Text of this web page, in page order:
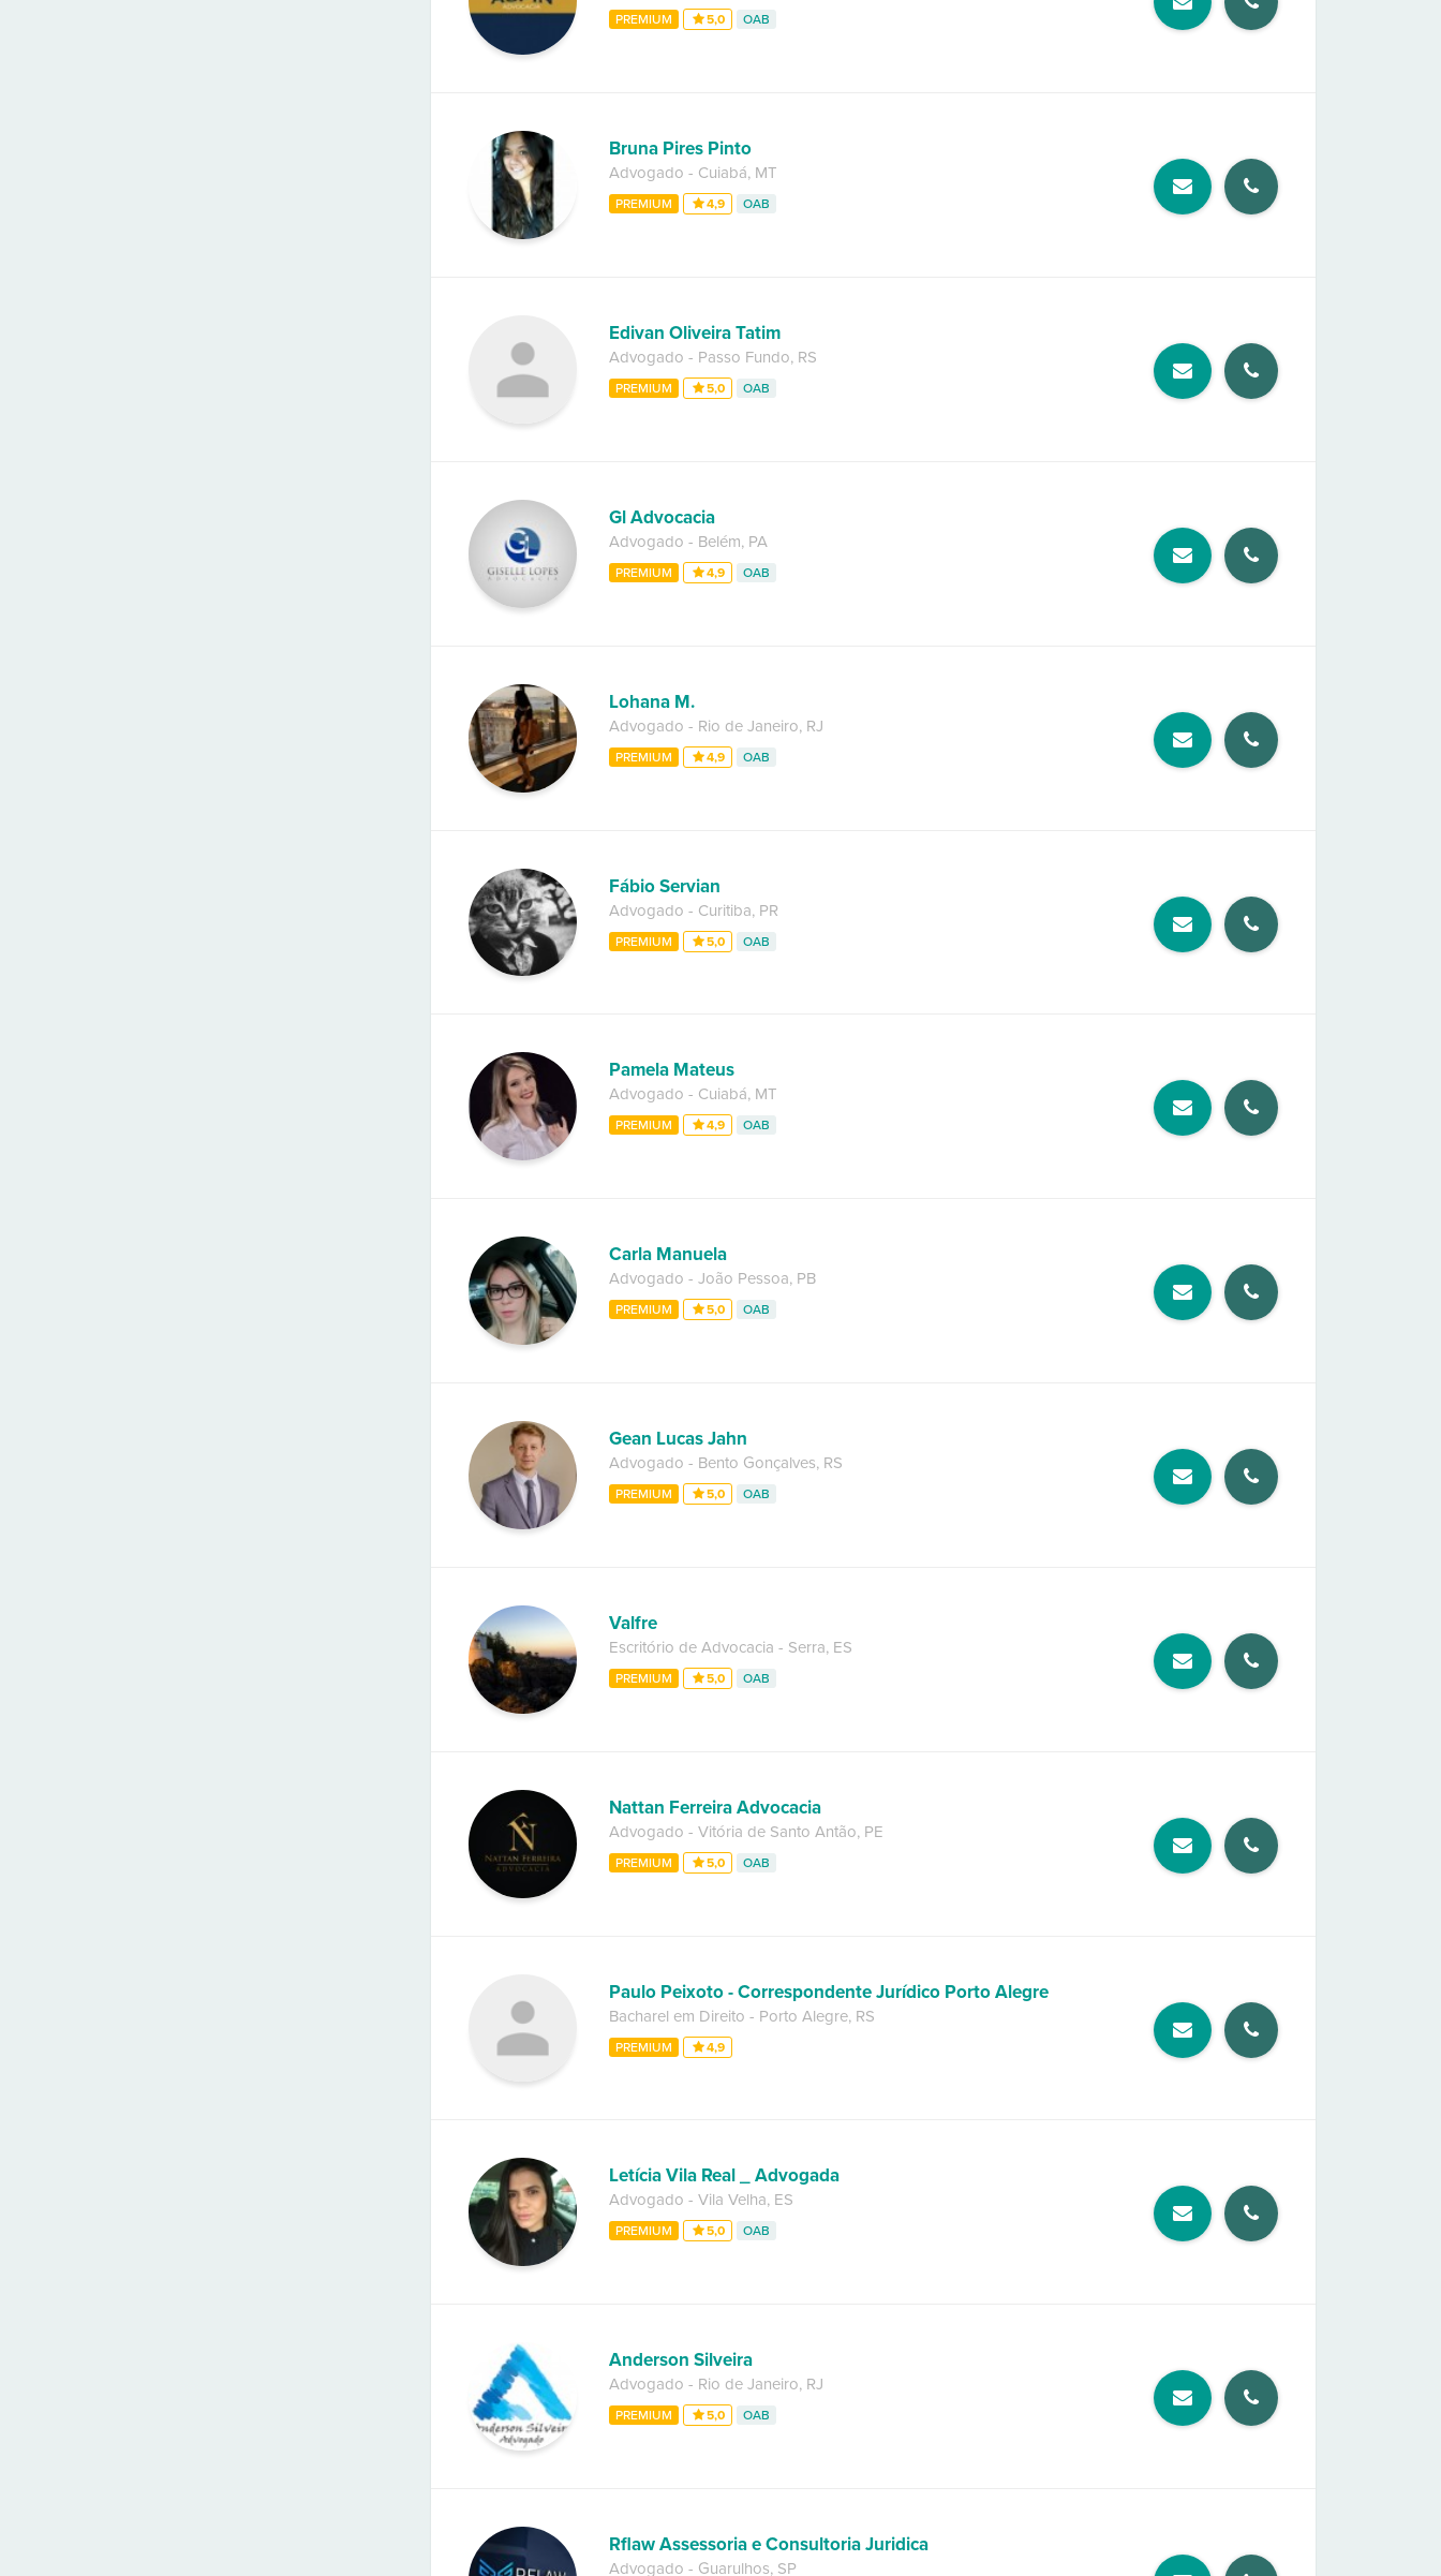
PREMIUM 5,0 OAB
Bruna Pires Pinto
Advogado - Cuiabá, MT
PREMIUM 4,9 OAB
Edivan Oliveira Tatim
Advogado - Passo Fundo, RS
PREMIUM 5,0 OAB
Gl Advocacia
Advogado - Belém, PA
PREMIUM 4,9 OAB
Lohana M.
Advogado - Rio de Janeiro, RJ
PREMIUM 4,9 OAB
Fábio Servian
Advogado - Curitiba, PR
PREMIUM 5,0 OAB
Pamela Mateus
Advogado - Cuiabá, MT
PREMIUM 4,9 OAB
Carla Manuela
Advogado - João Pessoa, PB
PREMIUM 5,0 OAB
Gean Lucas Jahn
Advogado - Bento Gonçalves, RS
PREMIUM 5,0 OAB
Valfre
Escritório de Advocacia - Serra, ES
PREMIUM 5,0 OAB
Nattan Ferreira Advocacia
Advogado - Vitória de Santo Antão, PE
PREMIUM 5,0 OAB
Paulo Peixoto - Correspondente Jurídico Porto Alegre
Bacharel em Direito - Porto Alegre, RS
PREMIUM 4,9
Letícia Vila Real _ Advogada
Advogado - Vila Velha, ES
PREMIUM 5,0 OAB
Anderson Silveira
Advogado - Rio de Janeiro, RJ
PREMIUM 5,0 OAB
Rflaw Assessoria e Consultoria Juridica
Advogado - Guarulhos, SP